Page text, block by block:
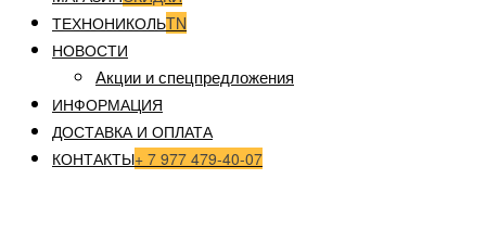
ТЕХНОНИКОЛЬTN
НОВОСТИ
Акции и спецпредложения
ИНФОРМАЦИЯ
ДОСТАВКА И ОПЛАТА
КОНТАКТЫ+ 7 977 479-40-07